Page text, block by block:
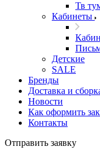
Тв
Кабинеты
Детские
SALE
Бренды
Доставка и
Новости
Как оформить
Контакты
Отправить заявку